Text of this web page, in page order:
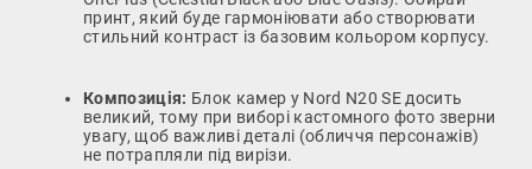
принт, який буде гармоніювати або створювати
стильний контраст із базовим кольором корпусу.
Композиція: Блок камер у Nord N20 SE досить
великий, тому при виборі кастомного фото зверни
увагу, щоб важливі деталі (обличчя персонажів)
не потрапляли під вирізи.